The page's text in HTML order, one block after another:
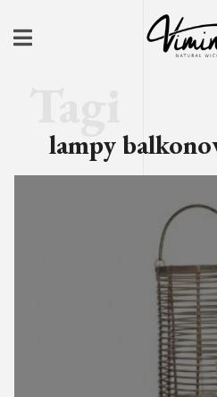
lampy